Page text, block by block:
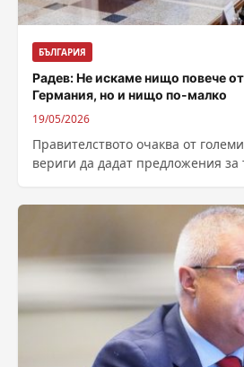
БЪЛГАРИЯ
Радев: Не искаме нищо повече
Германия, но и нищо по-малко
19/05/2026
Правителството очаква от
вериги да дадат предложения за
отношение овладяването на...